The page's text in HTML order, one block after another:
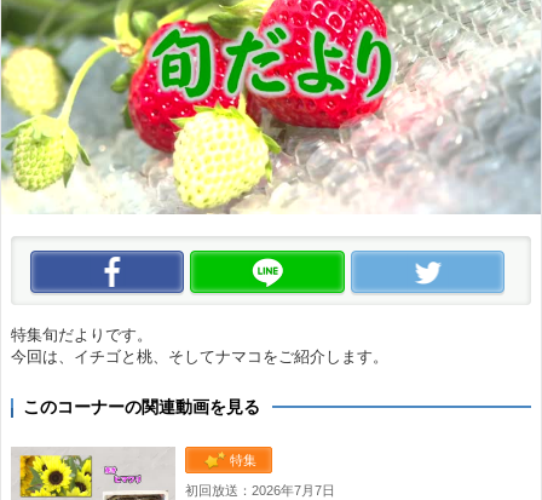
この動画をいいね！ この動画をLINEで送る
特集旬だよりです。
今回は、イチゴと桃、そしてナマコをご紹介します。
このコーナーの関連動画を見る
特集
初回放送：2026年7月7日